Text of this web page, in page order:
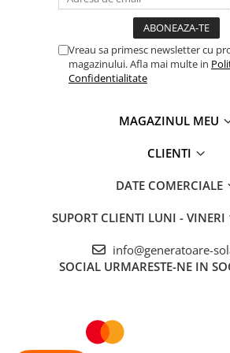
Multimetre de Banc
Vreau sa primesc newsletter cu
magazinului. Afla mai multe in
Confidentialitate
MAGAZINUL MEU
CLIENTI
DATE COMERCIALE
SUPORT CLIENTI LUNI -
info@generatoare-
SOCIAL URMARESTE-NE IN